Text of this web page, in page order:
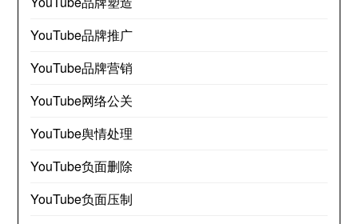
YouTube品牌推广
YouTube品牌营销
YouTube网络公关
YouTube舆情处理
YouTube负面删除
YouTube负面压制